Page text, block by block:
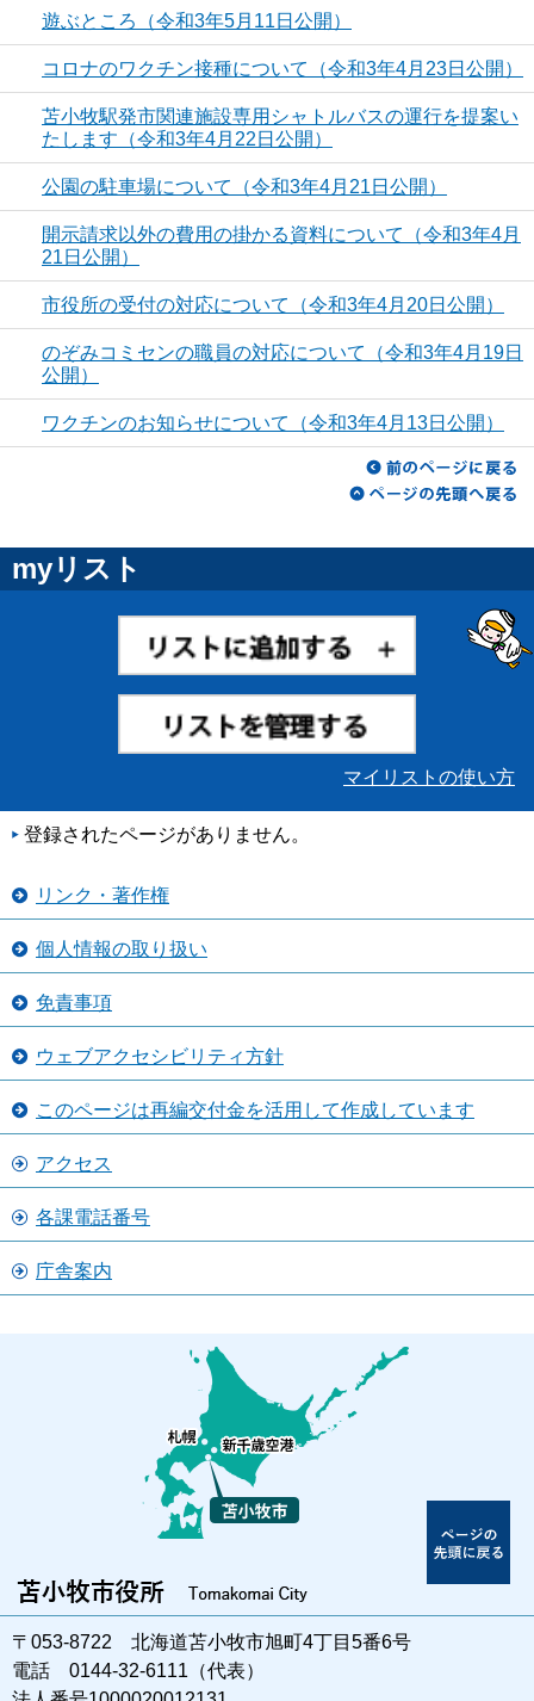
遊ぶところ（令和3年5月11日公開）
コロナのワクチン接種について（令和3年4月23日公開）
苫小牧駅発市関連施設専用シャトルバスの運行を提案い
たします（令和3年4月22日公開）
公園の駐車場について（令和3年4月21日公開）
開示請求以外の費用の掛かる資料について（令和3年4月
21日公開）
市役所の受付の対応について（令和3年4月20日公開）
のぞみコミセンの職員の対応について（令和3年4月19日
公開）
ワクチンのお知らせについて（令和3年4月13日公開）
myリスト
マイリストの使い方
登録されたページがありません。
リンク・著作権
個人情報の取り扱い
免責事項
ウェブアクセシビリティ方針
このページは再編交付金を活用して作成しています
アクセス
各課電話番号
庁舎案内
〒053-8722 北海道苫小牧市旭町4丁目5番6号
電話 0144-32-6111（代表）